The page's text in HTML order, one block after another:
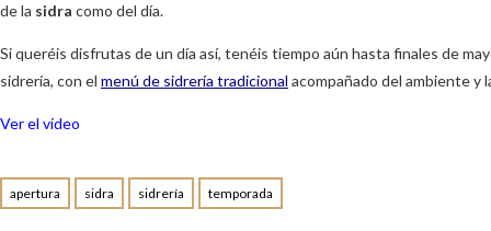
de la sidra como del día.
Si queréis disfrutas de un día así, tenéis tiempo aún hasta finales de
sidrería, con el menú de sidrería tradicional acompañado del ambiente y
Ver el vídeo
apertura sidra sidrería temporada